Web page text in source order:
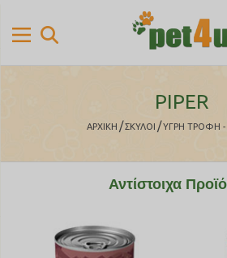
PIPER
ΑΡΧΙΚΉ / ΣΚΥΛΟΙ / ΥΓΡΗ ΤΡΟΦΗ -
Αντίστοιχα